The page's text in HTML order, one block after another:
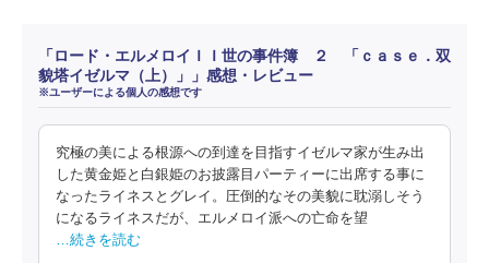
「ロード・エルメロイＩＩ世の事件簿 ２ 「ｃａｓｅ．双
貌塔イゼルマ（上）」」感想・レビュー
※ユーザーによる個人の感想です
究極の美による根源への到達を目指すイゼルマ家が生み出
した黄金姫と白銀姫のお披露目パーティーに出席する事に
なったライネスとグレイ。圧倒的なその美貌に耽溺しそう
になるライネスだが、エルメロイ派への亡命を望
…続きを読む